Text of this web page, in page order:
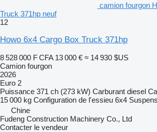
camion fourgon
Truck 371hp neuf
12
Howo 6x4 Cargo Box Truck 371hp
8 528 000 F CFA 13 000 € ≈ 14 930 $US
Camion fourgon
2026
Euro 2
Puissance 371 ch (273 kW) Carburant diesel
15 000 kg Configuration de l'essieu 6x4
Chine
Fudeng Construction Machinery Co., Ltd
Contacter le vendeur